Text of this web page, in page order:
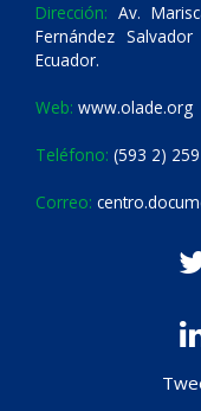
Dirección: Av.
Fernández
Ecuador.
Web: www.olade.org
Teléfono: (593 2)
Correo: